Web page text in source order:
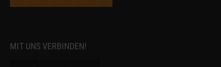
MIT UNS VERBINDEN!